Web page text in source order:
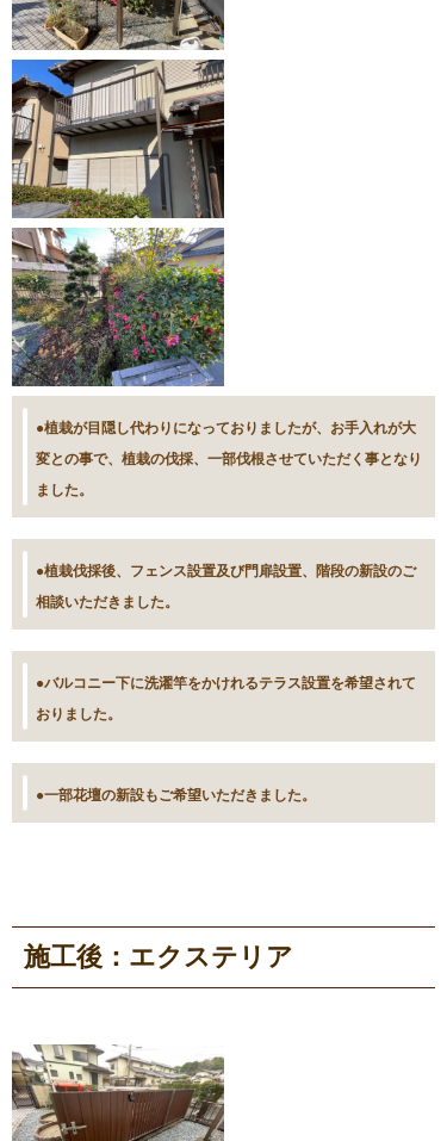
●植栽が目隠し代わりになっておりましたが、お手入れが大
変との事で、植栽の伐採、一部伐根させていただく事となり
ました。
●植栽伐採後、フェンス設置及び門扉設置、階段の新設のご
相談いただきました。
●バルコニー下に洗濯竿をかけれるテラス設置を希望されて
おりました。
●一部花壇の新設もご希望いただきました。
施工後：エクステリア